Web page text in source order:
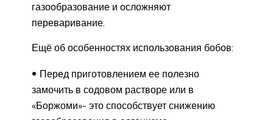
газообразование и осложняют
переваривание.
Ещё об особенностях использования бобов:
Перед приготовлением ее полезно
замочить в содовом растворе или в
«Боржоми»- это способствует снижению